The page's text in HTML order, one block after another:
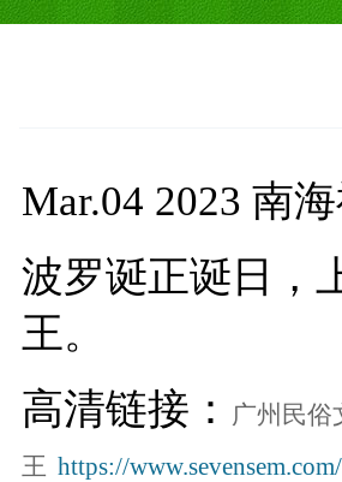
Mar.04 2023 南
波罗诞正诞日，
王。
高清链接：
广州民俗
王 https://